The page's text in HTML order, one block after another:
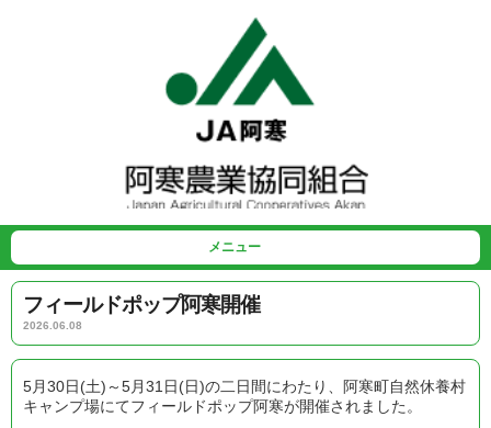
メニュー
フィールドポップ阿寒開催
2026.06.08
5月30日(土)～5月31日(日)の二日間にわたり、阿寒町自然休養村
キャンプ場にてフィールドポップ阿寒が開催されました。